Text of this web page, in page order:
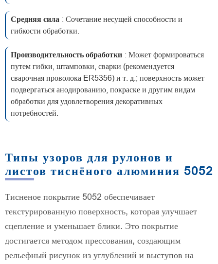
Средняя сила : Сочетание несущей способности и
гибкости обработки.
Производительность обработки : Может формироваться
путем гибки, штамповки, сварки (рекомендуется
сварочная проволока ER5356) и т. д.; поверхность может
подвергаться анодированию, покраске и другим видам
обработки для удовлетворения декоративных
потребностей.
Типы узоров для рулонов и
листов тиснёного алюминия 5052
Тисненое покрытие 5052 обеспечивает
текстурированную поверхность, которая улучшает
сцепление и уменьшает блики. Это покрытие
достигается методом прессования, создающим
рельефный рисунок из углублений и выступов на